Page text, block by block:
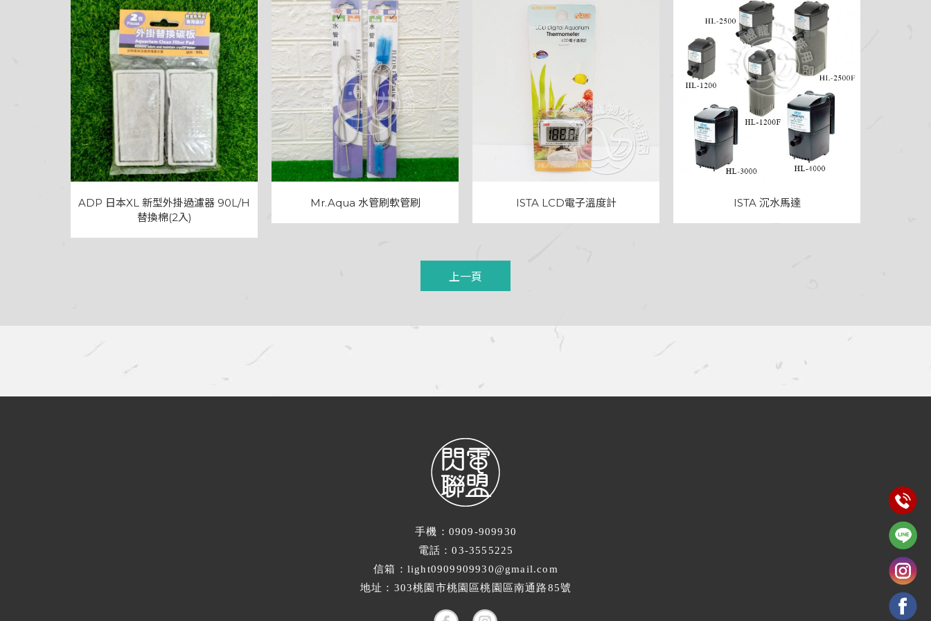
ADP 日本XL 新型外掛過濾器 90L/H
替換棉(2入)
Mr.Aqua 水管刷軟管刷 ISTA LCD電子溫度計 ISTA 沉水馬達
上一頁
手機：0909-909930
電話：03-3555225
信箱：light0909909930@gmail.com
地址：303桃園市桃園區桃園區南通路85號